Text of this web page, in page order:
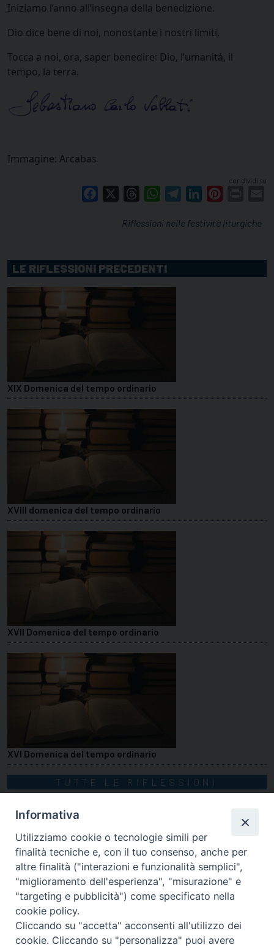
Iniziamo l’anno all’insegna della benedizione.
Dio dice bene di noi, nonostante i nostri limiti.
Tocca a noi, ora, saper benedire: Dio, l’umanità, il
tempo, la terra.
Immagine: Arcabas
condividi su
Facebook ThreadsWhatsAppTelegramLinkedIn
Riflessioni nelle festività liturgiche
LE RIFLESSIONI PRECEDENTI
XIX Domenica del tempo ordinario
XVIII domenica del tempo ordinario
XVII Domenica del tempo ordinario
XVI Domenica del tempo ordinario
TUTTE LE RIFLESSIONI
via Amedeo Rossi, 28 - 12100 Cuneo
Informativa
Utilizziamo cookie o tecnologie simili per
finalità tecniche e, con il tuo consenso, anche per
altre finalità ("interazioni e funzionalità semplici",
"miglioramento dell'esperienza", "misurazione" e
"targeting e pubblicità") come specificato nella
cookie policy.
Cliccando su "accetta" acconsenti all'utilizzo dei
cookie. Cliccando su "personalizza" puoi avere